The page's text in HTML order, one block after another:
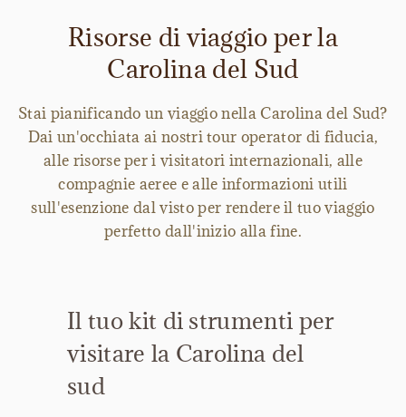
Risorse di viaggio per la
Carolina del Sud
Stai pianificando un viaggio nella Carolina del Sud?
Dai un'occhiata ai nostri tour operator di fiducia,
alle risorse per i visitatori internazionali, alle
compagnie aeree e alle informazioni utili
sull'esenzione dal visto per rendere il tuo viaggio
perfetto dall'inizio alla fine.
Il tuo kit di strumenti per
visitare la Carolina del
sud